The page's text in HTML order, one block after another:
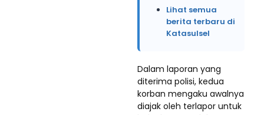
Lihat semua
berita terbaru di
Katasulsel
Dalam laporan yang
diterima polisi, kedua
korban mengaku awalnya
diajak oleh terlapor untuk